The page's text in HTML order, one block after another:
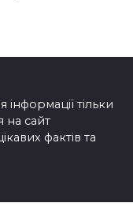
тільки
на сайт
фактів та